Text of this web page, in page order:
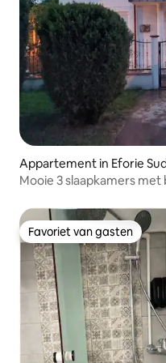
Appartement in Eforie
Mooie 3 slaapkamers
Favoriet van gasten
Favoriet van gasten